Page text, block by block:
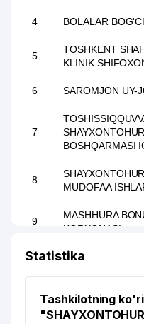
4 BOLALAR
5
TOSHKENT
KLINIK
6 SAROMJON UY-
7
BOSHQARMASI
8
MUDOFAA
9
MASHHURA
KORXONASI
10
KOMOLOV SH.F.
11 ATS №242/249
Statistika
Tashkilotning